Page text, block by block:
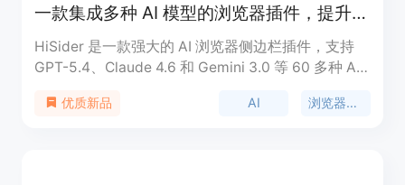
一款集成多种 AI 模型的浏览器插件，提升工作效率。
HiSider 是一款强大的 AI 浏览器侧边栏插件，支持
GPT-5.4、Claude 4.6 和 Gemini 3.0 等 60 多种 AI
换标签页，即可在一个界面中访问多种 AI 服务。产
优质新品 AI 浏览器插件